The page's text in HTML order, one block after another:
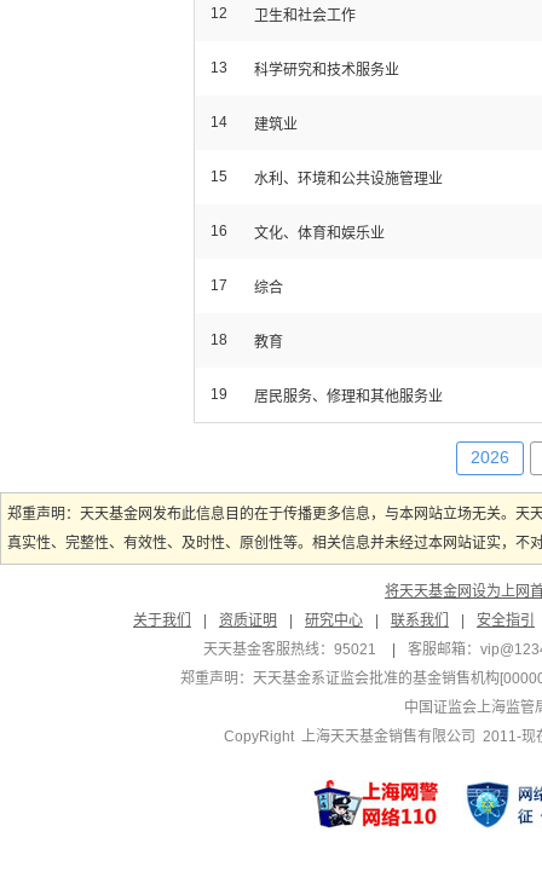
12 卫生和社会工作
13 科学研究和技术服务业
14 建筑业
15 水利、环境和公共设施管理业
16 文化、体育和娱乐业
17 综合
18 教育
19 居民服务、修理和其他服务业
2026
郑重声明：天天基金网发布此信息目的在于传播更多信息，与本网站立场无关。
真实性、完整性、有效性、及时性、原创性等。相关信息并未经过本网站证实，
将天天基金网设为上网
关于我们
资质证明 研究中心 联系我们
安全指引
天天基金客服热线：95021
客服邮箱：
郑重声明： 天天基金系证监会批准的基金销售机构
中国证监会上海监管
CopyRight 上海天天基金销售有限公司 2011-